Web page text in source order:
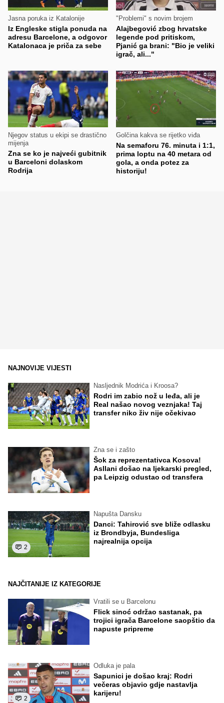
Jasna poruka iz Katalonije
Iz Engleske stigla ponuda na
adresu Barcelone, a odgovor
Katalonaca je priča za sebe
"Problemi" s novim brojem
Alajbegović zbog hrvatske
legende pod pritiskom,
Pjanić ga brani: "Bio je veliki
igrač, ali..."
Njegov status u ekipi se drastično
mijenja
Zna se ko je najveći gubitnik
u Barceloni dolaskom
Rodrija
Golčina kakva se rijetko viđa
Na semaforu 76. minuta i 1:1,
prima loptu na 40 metara od
gola, a onda potez za
historiju!
NAJNOVIJE VIJESTI
Nasljednik Modrića i Kroosa?
Rodri im zabio nož u leđa, ali je
Real našao novog veznjaka! Taj
transfer niko živ nije očekivao
Zna se i zašto
Šok za reprezentativca Kosova!
Asllani došao na ljekarski pregled,
pa Leipzig odustao od transfera
2
Napušta Dansku
Danci: Tahirović sve bliže odlasku
iz Brondbyja, Bundesliga
najrealnija opcija
NAJČITANIJE IZ KATEGORIJE
Vratili se u Barcelonu
Flick sinoć održao sastanak, pa
trojici igrača Barcelone saopštio da
napuste pripreme
2
Odluka je pala
Sapunici je došao kraj: Rodri
večeras objavio gdje nastavlja
karijeru!